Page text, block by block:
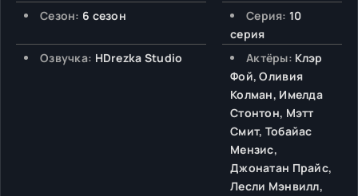
Сезон: 6 сезон Серия: 10
серия
Озвучка: HDrezka Studio Актёры: Клэр
Фой, Оливия
Колман, Имелда
Стонтон, Мэтт
Смит, Тобайас
Мензис,
Джонатан Прайс,
Лесли Мэнвилл,